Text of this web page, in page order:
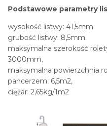
Podstawowe parametry
wysokość listwy: 41,5mm
grubość listwy: 8,5mm
maksymalna szerokość
3000mm,
maksymalna powierzchnia
pancerzem: 6,5m2,
ciężar: 2,65kg/1m2